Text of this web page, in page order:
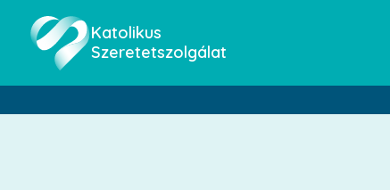
Katolikus
Szeretetszolgálat